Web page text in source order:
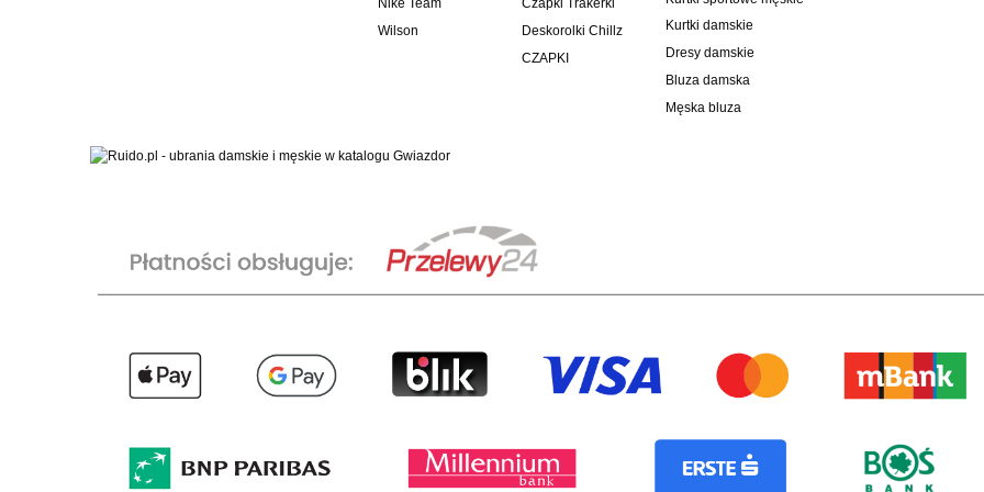
Nike Team
Wilson
Czapki Trakerki
Deskorolki Chillz
CZAPKI
Kurtki damskie
Dresy damskie
Bluza damska
Męska bluza